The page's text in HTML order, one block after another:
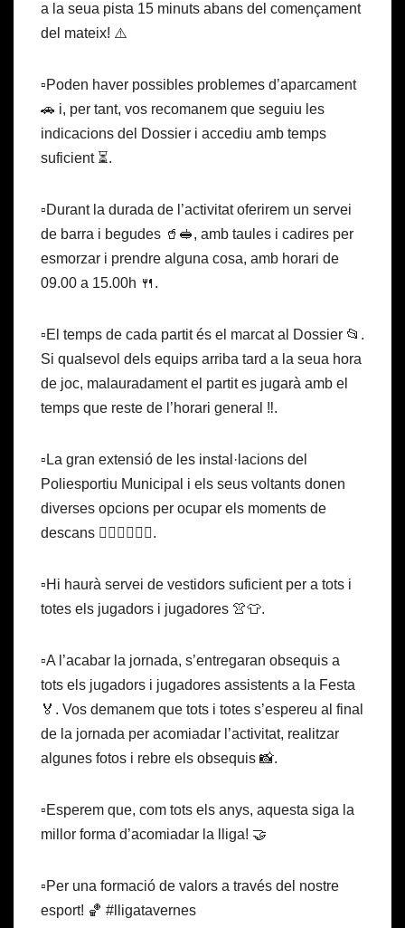
a la seua pista 15 minuts abans del començament
del mateix! ⚠️
▫️Poden haver possibles problemes d’aparcament
🚗 i, per tant, vos recomanem que seguiu les
indicacions del Dossier i accediu amb temps
suficient ⏳.
▫️Durant la durada de l’activitat oferirem un servei
de barra i begudes 🥤🥪, amb taules i cadires per
esmorzar i prendre alguna cosa, amb horari de
09.00 a 15.00h 🍴.
▫️El temps de cada partit és el marcat al Dossier 📂.
Si qualsevol dels equips arriba tard a la seua hora
de joc, malauradament el partit es jugarà amb el
temps que reste de l’horari general ‼️.
▫️La gran extensió de les instal·lacions del
Poliesportiu Municipal i els seus voltants donen
diverses opcions per ocupar els moments de
descans 🧘🏽‍♀️⛹🏽‍♀️.
▫️Hi haurà servei de vestidors suficient per a tots i
totes els jugadors i jugadores 👚👕.
▫️A l’acabar la jornada, s’entregaran obsequis a
tots els jugadors i jugadores assistents a la Festa
🏅. Vos demanem que tots i totes s’espereu al final
de la jornada per acomiadar l’activitat, realitzar
algunes fotos i rebre els obsequis 📸.
▫️Esperem que, com tots els anys, aquesta siga la
millor forma d’acomiadar la lliga! 🤝
▫️Per una formació de valors a través del nostre
esport! 🏀 #lligatavernes